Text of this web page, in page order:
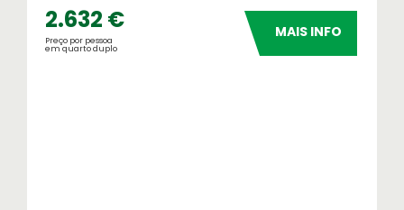
2.632 €
Preço por pessoa
em quarto duplo
MAIS INFO